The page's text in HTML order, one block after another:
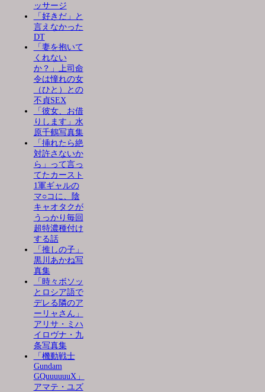
ッサージ
「好きだ」と
言えなかった
DT
「妻を抱いて
くれない
か？」上司命
令は憧れの女
（ひと）との
不貞SEX
「彼女、お借
りします」水
原千鶴写真集
「挿れたら絶
対許さないか
ら」って言っ
てたカースト
1軍ギャルの
マ○コに、陰
キャオタクが
うっかり毎回
超特濃種付け
する話
「推しの子」
黒川あかね写
真集
「時々ボソッ
とロシア語で
デレる隣のア
ーリャさん」
アリサ・ミハ
イロヴナ・九
条写真集
「機動戦士
Gundam
GQuuuuuuX」
アマテ・ユズ